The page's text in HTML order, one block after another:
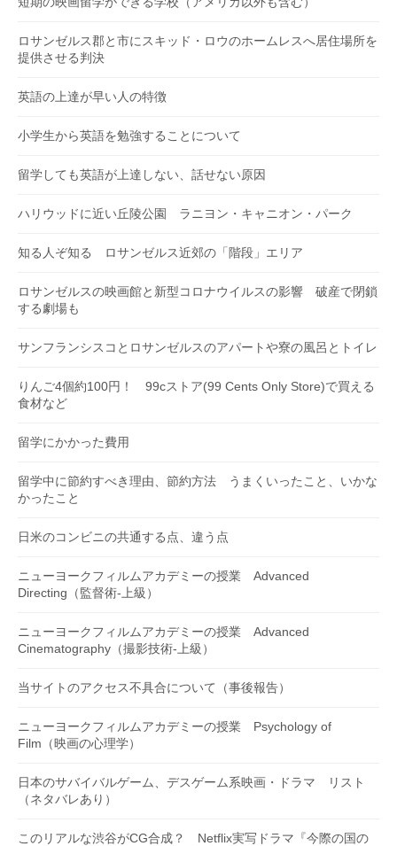
ロサンゼルス郡と市にスキッド・ロウのホームレスへ居住場所を
提供させる判決
英語の上達が早い人の特徴
小学生から英語を勉強することについて
留学しても英語が上達しない、話せない原因
ハリウッドに近い丘陵公園 ラニヨン・キャニオン・パーク
知る人ぞ知る ロサンゼルス近郊の「階段」エリア
ロサンゼルスの映画館と新型コロナウイルスの影響 破産で閉鎖
する劇場も
サンフランシスコとロサンゼルスのアパートや寮の風呂とトイレ
りんご4個約100円！ 99cストア(99 Cents Only Store)で買える
食材など
留学にかかった費用
留学中に節約すべき理由、節約方法 うまくいったこと、いかな
かったこと
日米のコンビニの共通する点、違う点
ニューヨークフィルムアカデミーの授業 Advanced
Directing（監督術-上級）
ニューヨークフィルムアカデミーの授業 Advanced
Cinematography（撮影技術-上級）
当サイトのアクセス不具合について（事後報告）
ニューヨークフィルムアカデミーの授業 Psychology of
Film（映画の心理学）
日本のサバイバルゲーム、デスゲーム系映画・ドラマ リスト
（ネタバレあり）
このリアルな渋谷がCG合成？ Netflix実写ドラマ『今際の国の